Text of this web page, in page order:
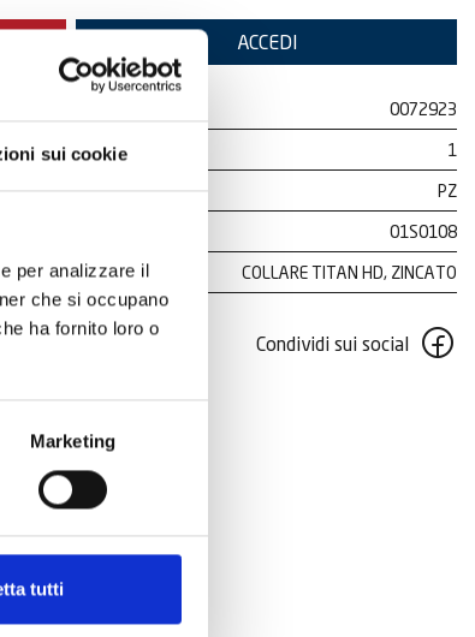
sui cookie
per analizzare il
che si occupano
ha fornito loro o
Marketing
tutti
ACCEDI
0072923
1
PZ
01S0108
COLLARE TITAN HD, ZINCATO
Condividi sui social